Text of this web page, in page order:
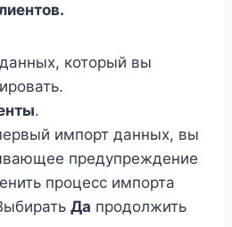
который вы
.
импорт данных, вы
предупреждение
процесс импорта
Да продолжить